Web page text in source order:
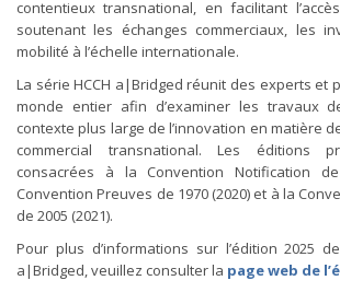
contentieux transnational, en facilitant
soutenant les échanges commerciaux, les
mobilité à l’échelle internationale.
La série HCCH a|Bridged réunit des experts et
monde entier afin d’examiner les travaux
contexte plus large de l’innovation en matière
commercial transnational. Les éditions
consacrées à la Convention Notification
Convention Preuves de 1970 (2020) et à la
de 2005 (2021).
Pour plus d’informations sur l’édition 2025 de
a|Bridged, veuillez consulter la page web de